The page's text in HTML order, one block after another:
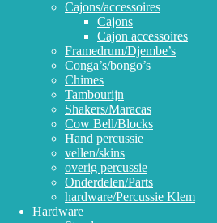
Cajons/accessoires
Cajons
Cajon accessoires
Framedrum/Djembe’s
Conga’s/bongo’s
Chimes
Tambourijn
Shakers/Maracas
Cow Bell/Blocks
Hand percussie
vellen/skins
overig percussie
Onderdelen/Parts
hardware/Percussie Klem
Hardware